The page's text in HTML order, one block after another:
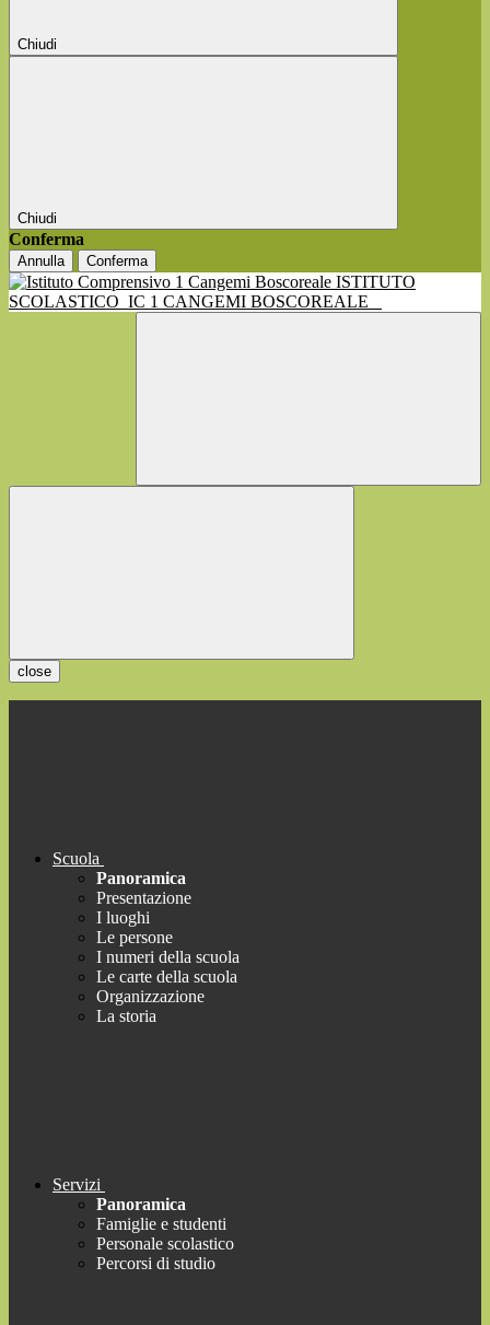
Chiudi
Chiudi
Conferma
Annulla Conferma
ISTITUTO
SCOLASTICO IC 1 CANGEMI BOSCOREALE
close
Scuola
Panoramica
Presentazione
I luoghi
Le persone
I numeri della scuola
Le carte della scuola
Organizzazione
La storia
Servizi
Panoramica
Famiglie e studenti
Personale scolastico
Percorsi di studio